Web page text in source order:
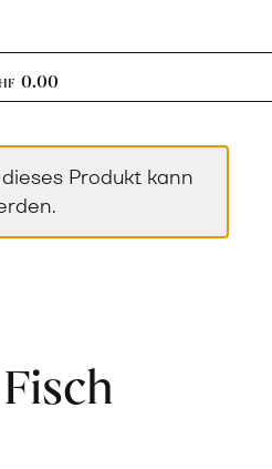
0.00
Produkt kann